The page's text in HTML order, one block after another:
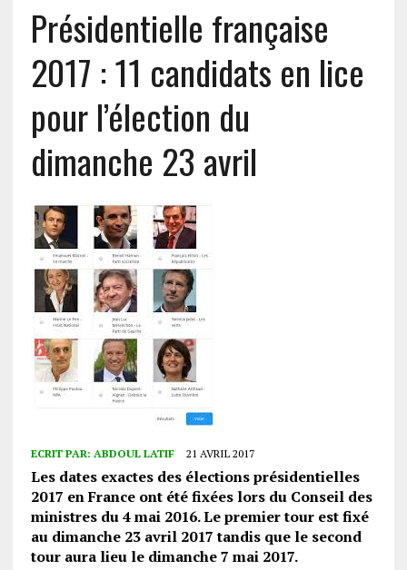
Présidentielle française
2017 : 11 candidats en lice
pour l’élection du
dimanche 23 avril
ECRIT PAR: ABDOUL LATIF 21 AVRIL 2017
Les dates exactes des élections présidentielles
2017 en France ont été fixées lors du Conseil des
ministres du 4 mai 2016. Le premier tour est fixé
au dimanche 23 avril 2017 tandis que le second
tour aura lieu le dimanche 7 mai 2017.